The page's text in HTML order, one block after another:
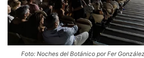
Foto: Noches del Botánico por Fer